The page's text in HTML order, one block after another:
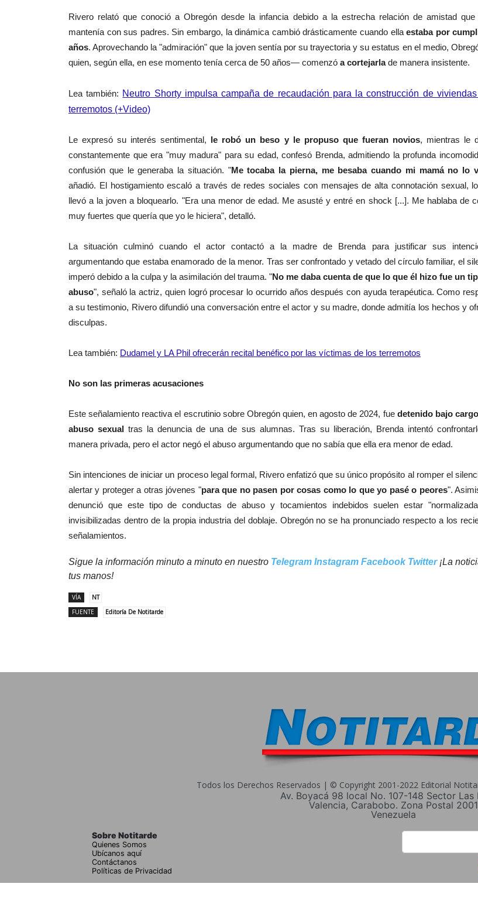
Rivero relató que conoció a Obregón desde la infancia debido a la estrecha relación de amistad que
mantenía con sus padres. Sin embargo, la dinámica cambió drásticamente cuando ellaestaba por
años. Aprovechando la "admiración" que la joven sentía por su trayectoria y su estatus en el medio,
quien, según ella, en ese momento tenía cerca de 50 años— comenzó a cortejarlade manera insistente.
Lea también: Neutro Shorty impulsa campaña de recaudación para la construcción de
terremotos (+Video)
Le expresó su interés sentimental, le robó un beso y le propuso que fueran novios, mientras le
constantemente que era "muy madura" para su edad, confesó Brenda, admitiendo la profunda
confusión que le generaba la situación. "Me tocaba la pierna, me besaba cuando mi mamá no lo
añadió. El hostigamiento escaló a través de redes sociales con mensajes de alta connotación sexual,
llevó a la joven a bloquearlo. "Era una menor de edad. Me asusté y entré en shock [...]. Me hablaba de
muy fuertes que quería que yo le hiciera", detalló.
La situación culminó cuando el actor contactó a la madre de Brenda para justificar sus
argumentando que estaba enamorado de la menor. Tras ser confrontado y vetado del círculo familiar, el
imperó debido a la culpa y la asimilación del trauma. "No me daba cuenta de que lo que él hizo fue un
abuso", señaló la actriz, quien logró procesar lo ocurrido años después con ayuda terapéutica. Como
a su testimonio, Rivero difundió una conversación entre el actor y su madre, donde admitía los hechos y
disculpas.
Lea también: Dudamel y LA Phil ofrecerán recital benéfico por las víctimas de los terremotos
No son las primeras acusaciones
Este señalamiento reactiva el escrutinio sobre Obregón quien, en agosto de 2024, fuedetenido bajo
abuso sexual tras la denuncia de una de sus alumnas. Tras su liberación, Brenda intentó
manera privada, pero el actor negó el abuso argumentando que no sabía que ella era menor de edad.
Sin intenciones de iniciar un proceso legal formal, Rivero enfatizó que su único propósito al romper el
alertar y proteger a otras jóvenes "para que no pasen por cosas como lo que yo pasé o peores".
denunció que este tipo de conductas de abuso y tocamientos indebidos suelen estar
invisibilizadas dentro de la propia industria del doblaje. Obregón no se ha pronunciado respecto a los
señalamientos.
Sigue la información minuto a minuto en nuestro Telegram Instagram Facebook Twitter¡La
tus manos!
VÍA
NT
FUENTE
Editoría De Notitarde
Todos los Derechos Reservados | © Copyright 2001-2022 Editorial
Av. Boyacá 98 local No. 107-148 Sector Las
Valencia, Carabobo. Zona Postal 2001
Venezuela
Sobre Notitarde
Quienes Somos
Ubícanos aquí
Contáctanos
Políticas de Privacidad